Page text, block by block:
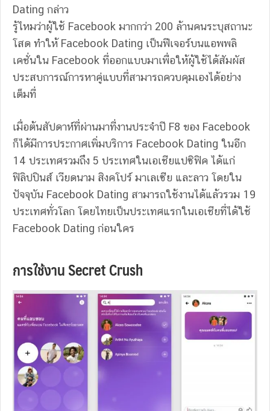
Dating กล่าว
รู้ไหมว่าผู้ใช้ Facebook มากกว่า 200 ล้านคนระบุสถานะ
โสด ทำให้ Facebook Dating เป็นฟีเจอร์บนแอพพลิ
เคชั่นใน Facebook ที่ออกแบบมาเพื่อให้ผู้ใช้ได้สัมผัส
ประสบการณ์การหาคู่แบบที่สามารถควบคุมเองได้อย่าง
เต็มที่
เมื่อต้นสัปดาห์ที่ผ่านมาที่งานประจำปี F8 ของ Facebook
ก็ได้มีการประกาศเพิ่มบริการ Facebook Dating ในอีก
14 ประเทศรวมถึง 5 ประเทศในเอเชียแปซิฟิค ได้แก่
ฟิลิปปินส์ เวียดนาม สิงคโปร์ มาเลเซีย และลาว โดยใน
ปัจจุบัน Facebook Dating สามารถใช้งานได้แล้วรวม 19
ประเทศทั่วโลก โดยไทยเป็นประเทศแรกในเอเชียที่ได้ใช้
Facebook Dating ก่อนใคร
การใช้งาน Secret Crush